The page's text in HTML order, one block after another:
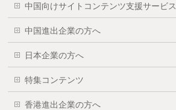
中国向けサイトコンテンツ支援サービス
中国進出企業の方へ
日本企業の方へ
特集コンテンツ
香港進出企業の方へ